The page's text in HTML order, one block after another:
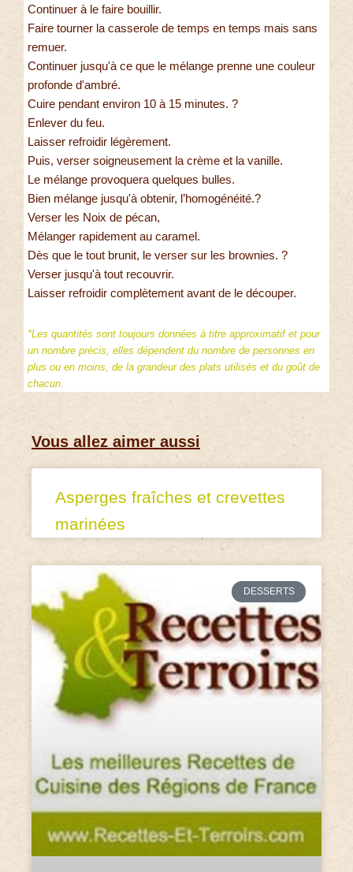
Continuer à le faire bouillir.
Faire tourner la casserole de temps en temps mais sans
remuer.
Continuer jusqu'à ce que le mélange prenne une couleur
profonde d'ambré.
Cuire pendant environ 10 à 15 minutes. ?
Enlever du feu.
Laisser refroidir légèrement.
Puis, verser soigneusement la crème et la vanille.
Le mélange provoquera quelques bulles.
Bien mélange jusqu'à obtenir, l’homogénéité.?
Verser les Noix de pécan,
Mélanger rapidement au caramel.
Dès que le tout brunit, le verser sur les brownies. ?
Verser jusqu'à tout recouvrir.
Laisser refroidir complètement avant de le découper.
*Les quantités sont toujours données à titre approximatif et pour
un nombre précis, elles dépendent du nombre de personnes en
plus ou en moins, de la grandeur des plats utilisés et du goût de
chacun.
Vous allez aimer aussi
Asperges fraîches et crevettes
marinées
DESSERTS